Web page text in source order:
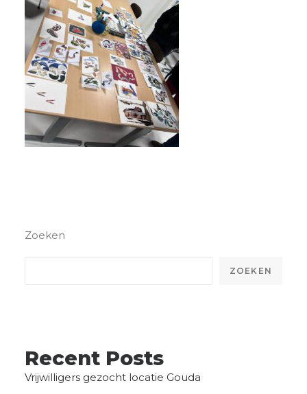
Zoeken
ZOEKEN
Recent Posts
Vrijwilligers gezocht locatie Gouda